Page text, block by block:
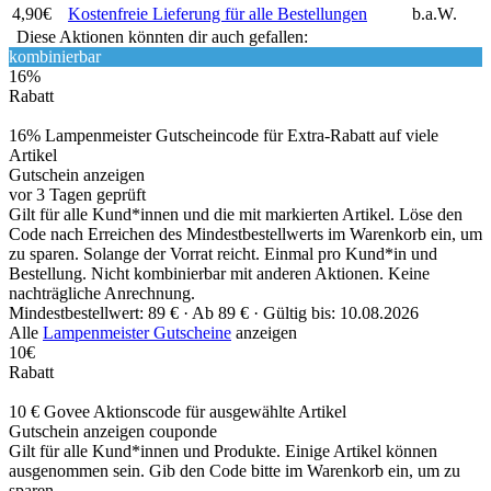
4,90€ Kostenfreie Lieferung für alle Bestellungen
b.a.W.
Diese Aktionen könnten dir auch gefallen:
kombinierbar
16%
Rabatt
16% Lampenmeister Gutscheincode für Extra-Rabatt auf viele
Artikel
Gutschein anzeigen
vor 3 Tagen geprüft
Gilt für alle Kund*innen und die mit markierten Artikel. Löse den
Code nach Erreichen des Mindestbestellwerts im Warenkorb ein, um
zu sparen. Solange der Vorrat reicht. Einmal pro Kund*in und
Bestellung. Nicht kombinierbar mit anderen Aktionen. Keine
nachträgliche Anrechnung.
Mindestbestellwert: 89 € · Ab 89 € · Gültig bis: 10.08.2026
Alle Lampenmeister Gutscheine anzeigen
10€
Rabatt
10 € Govee Aktionscode für ausgewählte Artikel
Gutschein anzeigen couponde
Gilt für alle Kund*innen und Produkte. Einige Artikel können
ausgenommen sein. Gib den Code bitte im Warenkorb ein, um zu